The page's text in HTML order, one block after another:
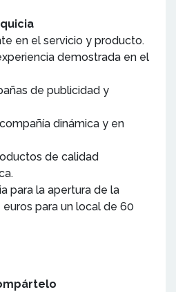
en el servicio y producto.
demostrada en el
de publicidad y
dinámica y en
de calidad
para la apertura de la
para un local de 60